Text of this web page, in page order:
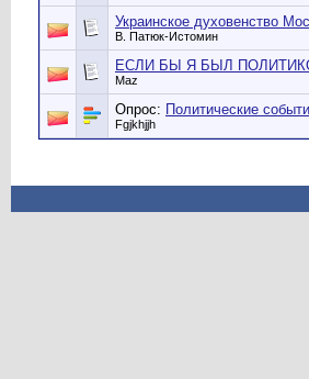
Украинское духовенство
В. Патюк-Истомин
ЕСЛИ БЫ Я БЫЛ
Maz
Опрос: Политические
Fgjkhjjh